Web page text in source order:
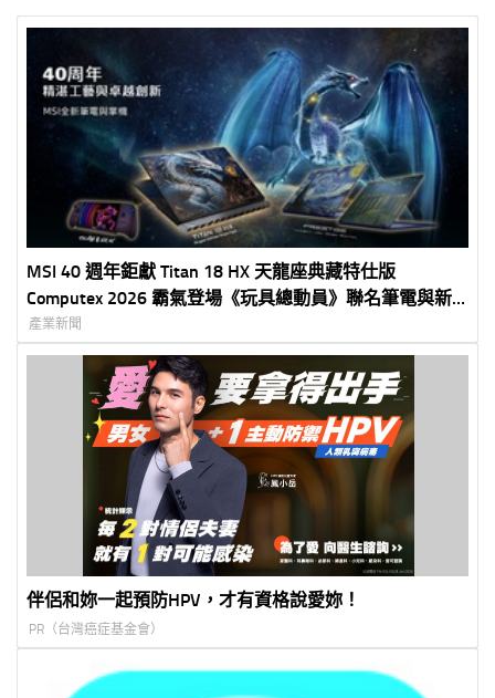
MSI 40 週年鉅獻 Titan 18 HX 天龍座典藏特仕版
Computex 2026 霸氣登場《玩具總動員》聯名筆電與新
世代掌機同步亮相
產業新聞
伴侶和妳一起預防HPV，才有資格說愛妳！
PR（台灣癌症基金會）